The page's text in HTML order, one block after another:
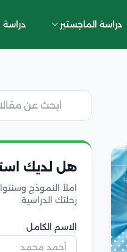
دراسة الماجستير دراسة
هل لديك
املأ النموذج
رحلتك الدراسية.
الاسم الكامل